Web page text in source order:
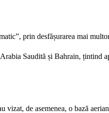
prin desfășurarea mai
Saudită și Bahrain, țintind
de asemenea, o bază